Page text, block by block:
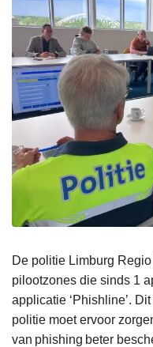
De politie Limburg
pilootzones die sinds 1
applicatie ‘Phishline’.
politie moet ervoor
van phishing beter